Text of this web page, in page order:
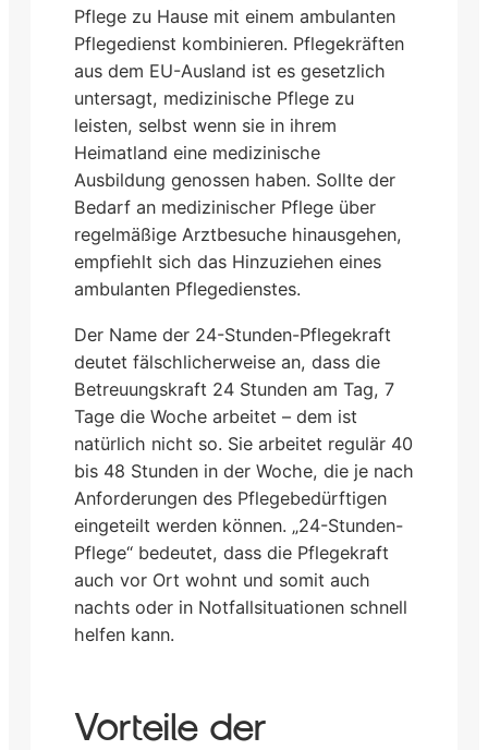
Pflege zu Hause mit einem ambulanten
Pflegedienst kombinieren. Pflegekräften
aus dem EU-Ausland ist es gesetzlich
untersagt, medizinische Pflege zu
leisten, selbst wenn sie in ihrem
Heimatland eine medizinische
Ausbildung genossen haben. Sollte der
Bedarf an medizinischer Pflege über
regelmäßige Arztbesuche hinausgehen,
empfiehlt sich das Hinzuziehen eines
ambulanten Pflegedienstes.
Der Name der 24-Stunden-Pflegekraft
deutet fälschlicherweise an, dass die
Betreuungskraft 24 Stunden am Tag, 7
Tage die Woche arbeitet – dem ist
natürlich nicht so. Sie arbeitet regulär 40
bis 48 Stunden in der Woche, die je nach
Anforderungen des Pflegebedürftigen
eingeteilt werden können. „24-Stunden-
Pflege“ bedeutet, dass die Pflegekraft
auch vor Ort wohnt und somit auch
nachts oder in Notfallsituationen schnell
helfen kann.
Vorteile der